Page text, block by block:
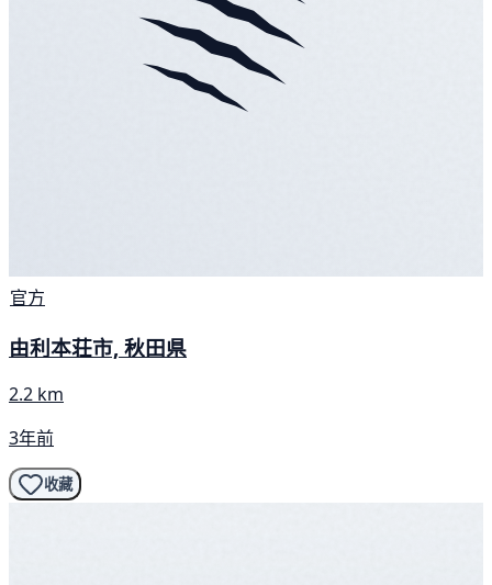
官方
由利本荘市, 秋田県
2.2 km
3年前
收藏